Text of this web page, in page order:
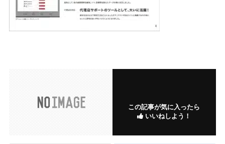
この記事が気に入ったら
いいねしよう！